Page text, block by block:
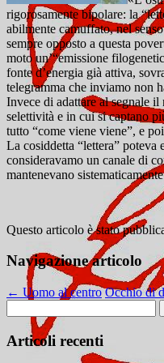
rigorosamente bipolare: la
abilmente camuffato,nel
sempre opposto a questa
moto un’“emissione
fonte d’energia già attiva,
telegramma che inviamo non
Invece di adattare al segnale
selettività e in cui si captano
tutto “come viene viene”, e
La cosiddetta “lettera” poteva
consideravamo un canale di
mantenevano
Questo articolo è stato
Navigazione articolo
← Uomo al centro Occhio di
per:
Articoli recenti